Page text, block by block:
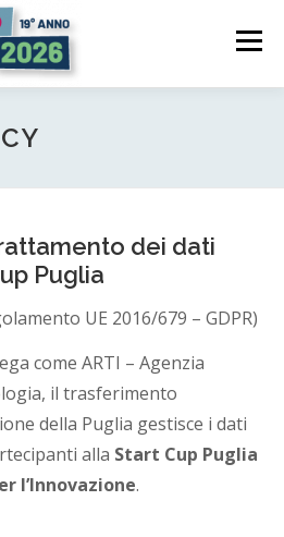
Menù
PARTECIPA
dei dati
Puglia
UE 2016/679 – GDPR)
come ARTI – Agenzia
il trasferimento
della Puglia gestisce i dati
alla Start Cup Puglia
l’Innovazione.